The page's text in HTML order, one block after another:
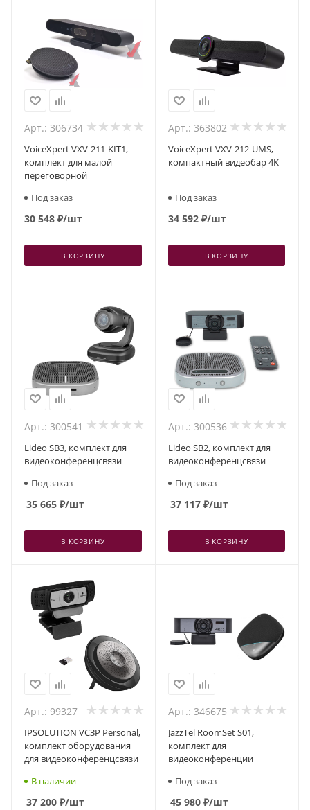
Арт.: 306734
VoiceXpert VXV-211-KIT1,
комплект для малой
переговорной
Под заказ
30 548 ₽/шт
В КОРЗИНУ
Арт.: 363802
VoiceXpert VXV-212-UMS,
компактный видеобар 4K
Под заказ
34 592₽/шт
В КОРЗИНУ
Арт.: 300541
Lideo SB3, комплект для
видеоконференцсвязи
Под заказ
35 665 ₽/шт
В КОРЗИНУ
Арт.: 300536
Lideo SB2, комплект для
видеоконференцсвязи
Под заказ
37 117₽/шт
В КОРЗИНУ
Арт.: 99327
IPSOLUTION VC3P Personal,
комплект оборудования
для видеоконференцсвязи
В наличии
37 200 ₽/шт
Арт.: 346675
JazzTel RoomSet S01,
комплект для
видеоконференции
Под заказ
45 980₽/шт